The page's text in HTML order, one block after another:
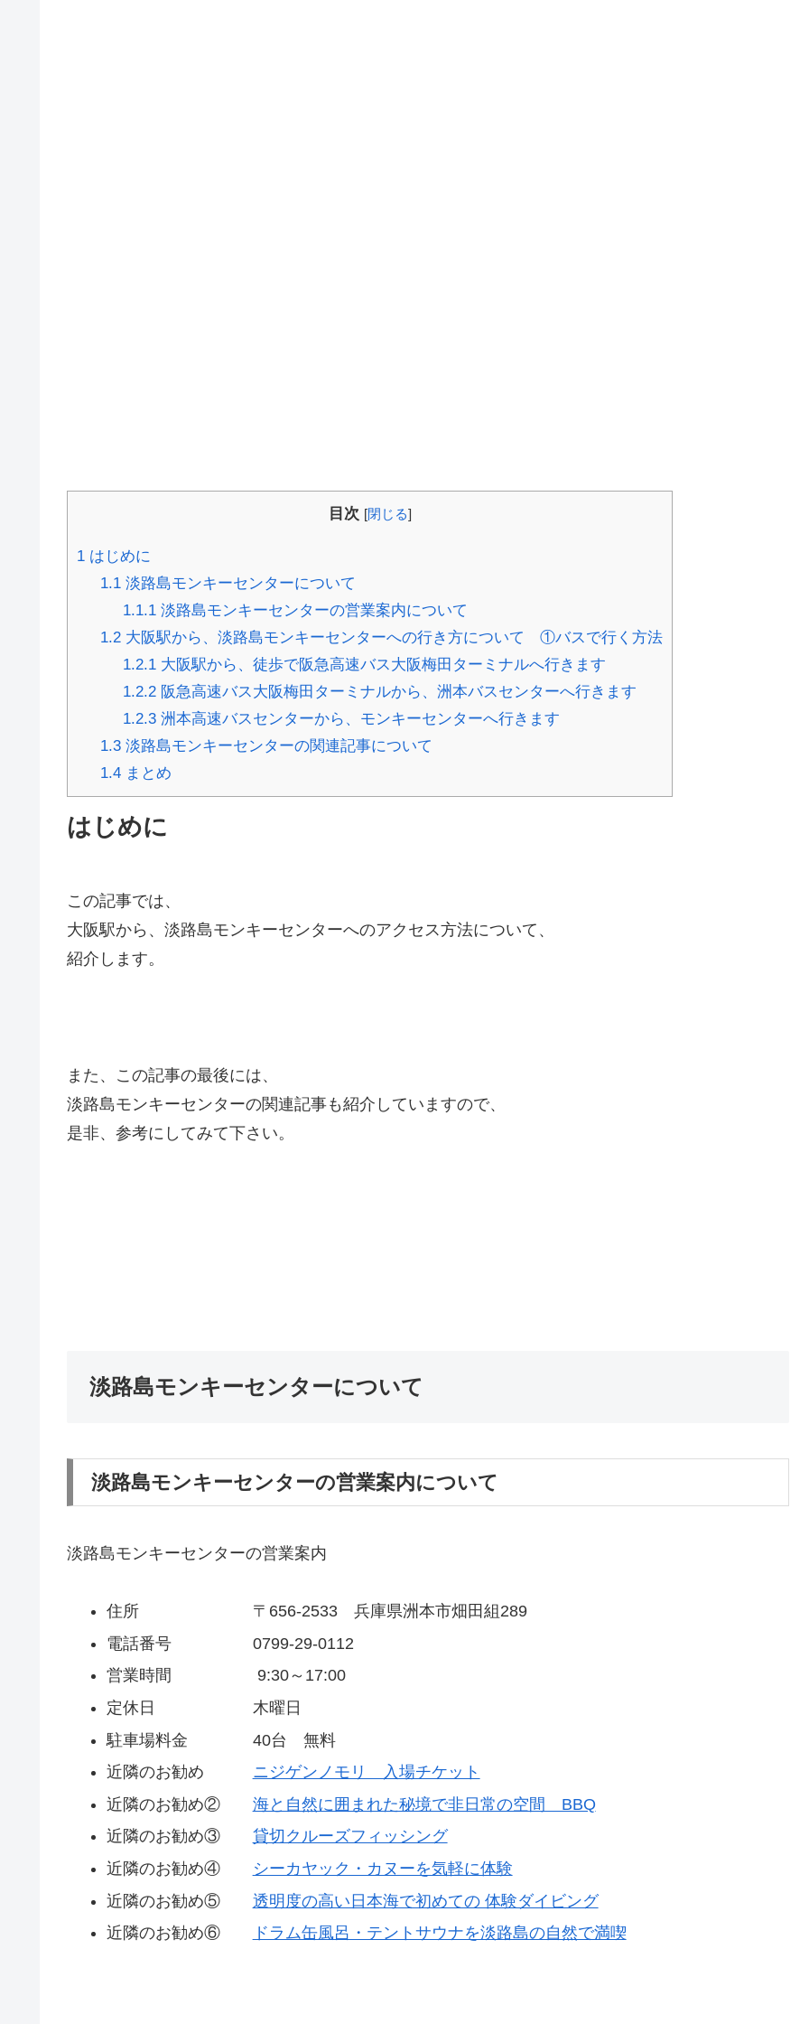
目次 [閉じる]
1 はじめに
1.1淡路島モンキーセンターについて
1.1.1 淡路島モンキーセンターの営業案内について
1.2大阪駅から、淡路島モンキーセンターへの行き方について ①バスで行く方法
1.2.1 大阪駅から、徒歩で阪急高速バス大阪梅田ターミナルへ行きます
1.2.2 阪急高速バス大阪梅田ターミナルから、洲本バスセンターへ行きます
1.2.3 洲本高速バスセンターから、モンキーセンターへ行きます
1.3淡路島モンキーセンターの関連記事について
1.4まとめ
はじめに
この記事では、
大阪駅から、淡路島モンキーセンターへのアクセス方法について、
紹介します。
また、この記事の最後には、
淡路島モンキーセンターの関連記事も紹介していますので、
是非、参考にしてみて下さい。
淡路島モンキーセンターについて
淡路島モンキーセンターの営業案内について
淡路島モンキーセンターの営業案内
住所 〒656-2533 兵庫県洲本市畑田組289
電話番号 0799-29-0112
営業時間 9:30～17:00
定休日 木曜日
駐車場料金 40台 無料
近隣のお勧め ニジゲンノモリ 入場チケット
近隣のお勧め② 海と自然に囲まれた秘境で非日常の空間 BBQ
近隣のお勧め③ 貸切クルーズフィッシング
近隣のお勧め④
シーカヤック・カヌーを気軽に体験
近隣のお勧め⑤ 透明度の高い日本海で初めての 体験ダイビング
近隣のお勧め⑥
ドラム缶風呂・テントサウナを淡路島の自然で満喫